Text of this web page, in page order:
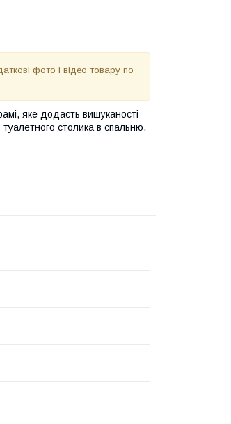
фото і відео товару по
яке додасть вишуканості
столика в спальню.